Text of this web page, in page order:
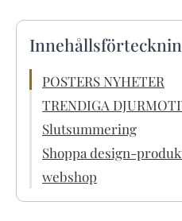
POSTERS NYHETER
TRENDIGA
Slutsummering
Shoppa design-
webshop